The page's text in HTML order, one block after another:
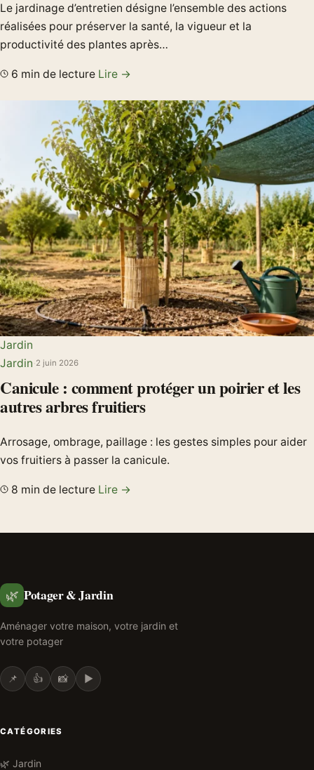
Le jardinage d’entretien désigne l’ensemble des actions
réalisées pour préserver la santé, la vigueur et la
productivité des plantes après…
6 min de lecture Lire →
Jardin
Jardin 2 juin 2026
Canicule : comment protéger un poirier et les
autres arbres fruitiers
Arrosage, ombrage, paillage : les gestes simples pour aider
vos fruitiers à passer la canicule.
8 min de lecture Lire →
🌿 Potager & Jardin
Aménager votre maison, votre jardin et
votre potager
📌 👍 📸 ▶️
CATÉGORIES
🌿 Jardin